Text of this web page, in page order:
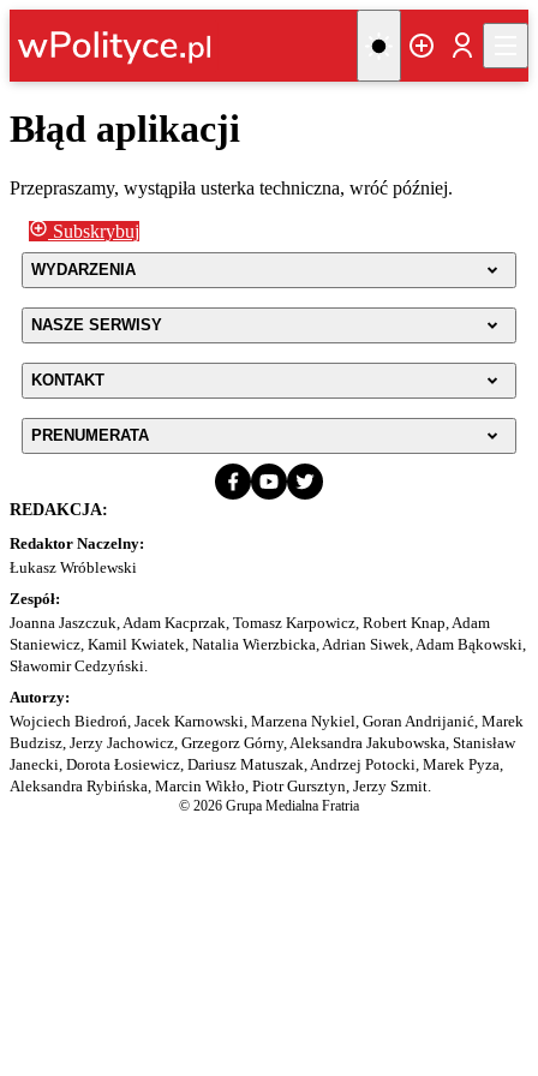
Błąd aplikacji
Przepraszamy, wystąpiła usterka techniczna, wróć później.
Subskrybuj
WYDARZENIA
NASZE SERWISY
KONTAKT
PRENUMERATA
REDAKCJA:
Redaktor Naczelny:
Łukasz Wróblewski
Zespół:
Joanna Jaszczuk, Adam Kacprzak, Tomasz Karpowicz, Robert Knap, Adam
Staniewicz, Kamil Kwiatek, Natalia Wierzbicka, Adrian Siwek, Adam Bąkowski,
Sławomir Cedzyński.
Autorzy:
Wojciech Biedroń, Jacek Karnowski, Marzena Nykiel, Goran Andrijanić, Marek
Budzisz, Jerzy Jachowicz, Grzegorz Górny, Aleksandra Jakubowska, Stanisław
Janecki, Dorota Łosiewicz, Dariusz Matuszak, Andrzej Potocki, Marek Pyza,
Aleksandra Rybińska, Marcin Wikło, Piotr Gursztyn, Jerzy Szmit.
© 2026 Grupa Medialna Fratria